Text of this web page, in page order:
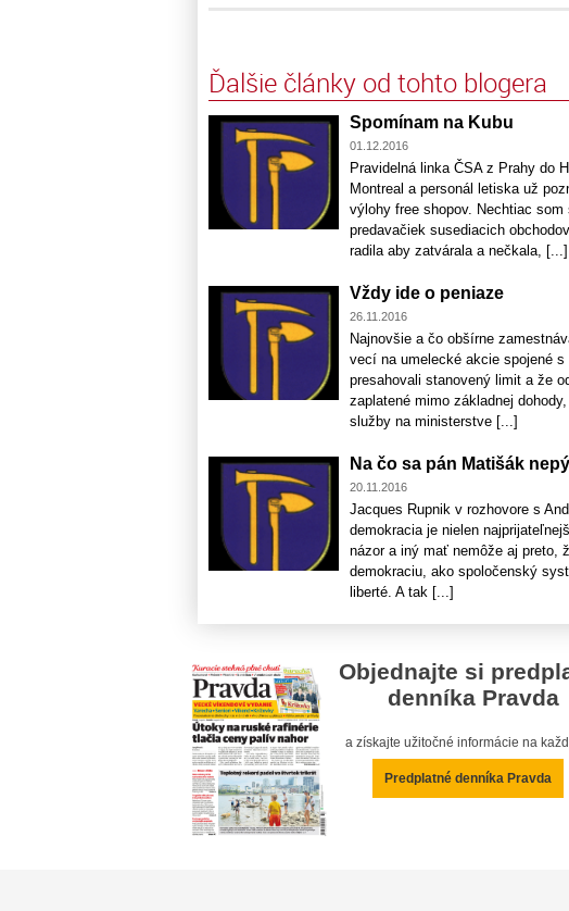
Ďalšie články od tohto blogera
Spomínam na Kubu
01.12.2016
Pravidelná linka ČSA z Prahy do
Montreal a personál letiska už
výlohy free shopov. Nechtiac
predavačiek susediacich
radila aby zatvárala a nečkala, [...]
Vždy ide o peniaze
26.11.2016
Najnovšie a čo obšírne
vecí na umelecké akcie spojené
presahovali stanovený limit a že
zaplatené mimo základnej
služby na ministerstve [...]
Na čo sa pán Matišák
20.11.2016
Jacques Rupnik v rozhovore s
demokracia je nielen
názor a iný mať nemôže aj preto,
demokraciu, ako spoločenský
liberté. A tak [...]
Objednajte si
denníka Pravda
a získajte užitočné informácie na
Predplatné denníka Pravda